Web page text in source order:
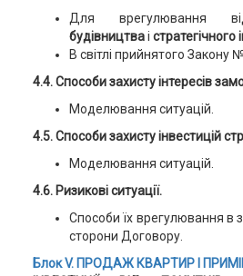
Для врегулювання
будівництваі стратегічного
В світлі прийнятого Закону
4.4. Способи захисту інтересів
Моделювання ситуацій.
4.5. Способи захисту інвестицій
Моделювання ситуацій.
4.6. Ризикові ситуації.
Способи їх врегулювання в
сторони Договору.
Блок V. ПРОДАЖ КВАРТИР І